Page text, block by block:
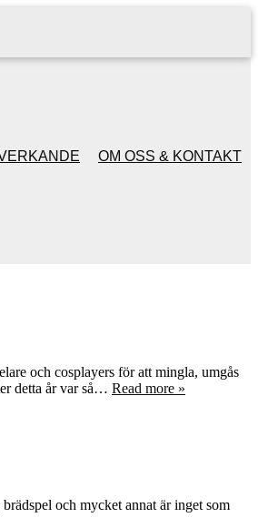
OM OSS & KONTAKT
och cosplayers för att mingla, umgås
detta år var så… Read more »
och mycket annat är inget som